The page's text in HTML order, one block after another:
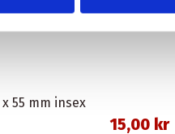
55 mm insex
15,00 kr